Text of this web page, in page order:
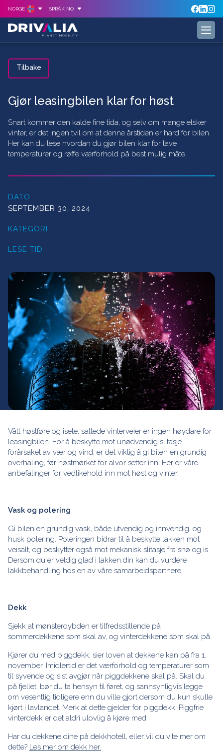
NORGE SPRÅK NO
Tilbake
Gjør leasingbilen klar for høst
Snart kommer den kalde fine tida, og selv om mange elsker
vinter, er det ingen tvil om at denne årstiden er hard for bilen.
Her kan du lese hvordan du gjør bilen klar for lave
temperaturer og røffe værforhold på best mulig måte.
DATO
SEPTEMBER 30, 2024
KATEGORI
LESE TID
Vått høstføre og isete, saltede vinterveier er ingen høydare for
leasingbilen. For å beskytte mot unødvendig slitasje
forårsaket av vær og vind, er det viktig å gi bilen en grundig
overhaling, før høstmørket for alvor setter inn. Her er våre
anbefalinger for vedlikehold inn mot høst og vinter.
Vask og polering
Gi bilen en grundig vask, både utvendig og innvendig, og
husk polering. Poleringen bidrar til å beskytte lakken mot
veisalt, og beskytter også mot mekanisk slitasje fra snø og is.
Dersom du er veldig glad i lakken din kan du vurdere
lakkbehandling hos en av våre samarbeidspartnere.
Dekk
Sjekk at mønsterdybden er tilfredsstillende på
sommerdekkene som skal av, og vinterdekkene som skal på.
Kjører du med piggdekk, sier loven at dekkene kan på fra 1.
november. Imidlertid er det værforhold og temperaturer som
til syvende og sist avgjør når piggdekkene skal på. Skal du
på fjellet, bør du ta hensyn til føret, og sannsynligvis legge
om vesentlig tidligere enn du ville gjort dersom du kun skulle
kjørt i lavlandet. Merk at dette gjelder for piggdekk. Piggfrie
vinterdekk er det aldri ulovlig å kjøre med.
Har du dekkene dine på dekkhotell, eller vil du vite mer om
dette? Les mer om dekk her.